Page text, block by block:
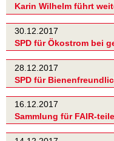
Karin Wilhelm führt
30.12.2017
SPD für Ökostrom bei
28.12.2017
SPD für
16.12.2017
Sammlung für FAIR-